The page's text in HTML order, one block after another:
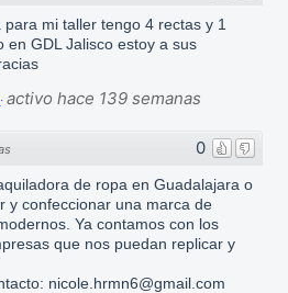
mi taller tengo 4 rectas y 1
en GDL Jalisco estoy a sus
·activo hace 139 semanas
0
de ropa en Guadalajara o
y confeccionar una marca de
Ya contamos con los
que nos puedan replicar y
nicole.hrmn6@gmail.com